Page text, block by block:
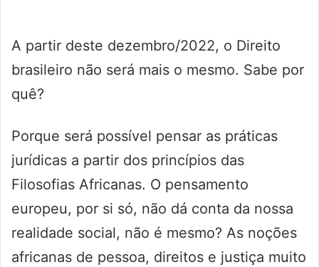
A partir deste dezembro/2022, o Direito
brasileiro não será mais o mesmo. Sabe por
quê?
Porque será possível pensar as práticas
jurídicas a partir dos princípios das
Filosofias Africanas. O pensamento
europeu, por si só, não dá conta da nossa
realidade social, não é mesmo? As noções
africanas de pessoa, direitos e justiça muito